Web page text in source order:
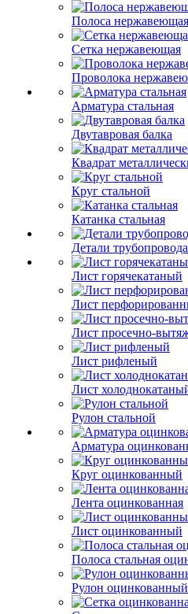
Полоса нержавеющая
Сетка нержавеющая
Проволока
Арматура стальная
Двутавровая балка
Квадрат
Круг стальной
Катанка стальная
Детали
Лист горячекатаный
Лист
Лист просечно-
Лист рифленый
Лист
Рулон стальной
Арматура
Круг оцинкованный
Лента оцинкованная
Лист оцинкованный
Полоса стальная
Рулон оцинкованный